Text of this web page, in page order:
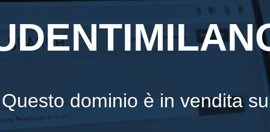
Questo dominio è in vendita su